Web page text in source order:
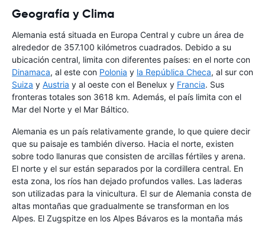
Geografía y Clima
Alemania está situada en Europa Central y cubre un área de
alrededor de 357.100 kilómetros cuadrados. Debido a su
ubicación central, limita con diferentes países: en el norte con
Dinamaca, al este con Polonia y la República Checa, al sur con
Suiza y Austria y al oeste con el Benelux y Francia. Sus
fronteras totales son 3618 km. Además, el país limita con el
Mar del Norte y el Mar Báltico.
Alemania es un país relativamente grande, lo que quiere decir
que su paisaje es también diverso. Hacia el norte, existen
sobre todo llanuras que consisten de arcillas fértiles y arena.
El norte y el sur están separados por la cordillera central. En
esta zona, los ríos han dejado profundos valles. Las laderas
son utilizadas para la vinicultura. El sur de Alemania consta de
altas montañas que gradualmente se transforman en los
Alpes. El Zugspitze en los Alpes Bávaros es la montaña más